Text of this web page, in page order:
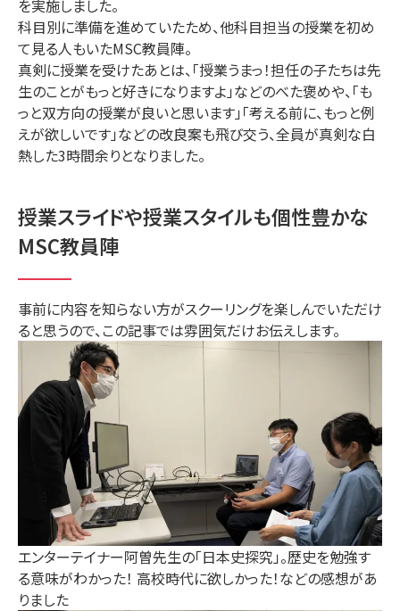
学校概要
通信制高校について
提携校の紹介
教職員採用
を実施しました。
科目別に準備を進めていたため、他科目担当の授業を初め
て見る人もいたMSC教員陣。
真剣に授業を受けたあとは、「授業うまっ！担任の子たちは先
生のことがもっと好きになりますよ」などのべた褒めや、「も
っと双方向の授業が良いと思います」「考える前に、もっと例
えが欲しいです」などの改良案も飛び交う、全員が真剣な白
熱した3時間余りとなりました。
授業スライドや授業スタイルも個性豊かな
MSC教員陣
事前に内容を知らない方がスクーリングを楽しんでいただけ
ると思うので、この記事では雰囲気だけお伝えします。
エンターテイナー阿曽先生の「日本史探究」。歴史を勉強す
る意味がわかった！ 高校時代に欲しかった！などの感想があ
りました